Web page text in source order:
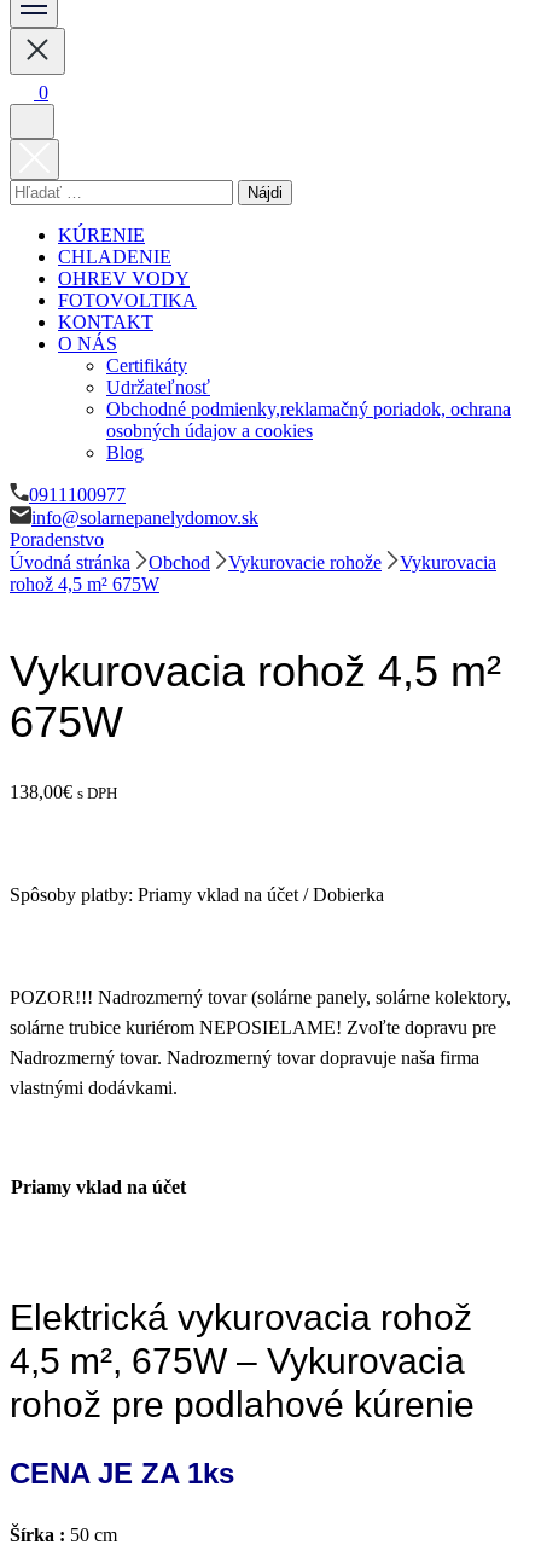
solarnepanelydomov.sk
Vykurovanie, chladenie, ohrev vody a fotovoltika
0
Hľadať:
KÚRENIE
CHLADENIE
OHREV VODY
FOTOVOLTIKA
KONTAKT
O NÁS
Certifikáty
Udržateľnosť
Obchodné podmienky,reklamačný poriadok, ochrana
osobných údajov a cookies
Blog
0911100977
info@solarnepanelydomov.sk
Poradenstvo
Úvodná stránka
Obchod Vykurovacie rohože
Vykurovacia
rohož 4,5 m² 675W
Vykurovacia rohož 4,5 m²
675W
138,00€ s DPH
Spôsoby platby: Priamy vklad na účet / Dobierka
POZOR!!! Nadrozmerný tovar (solárne panely, solárne kolektory,
solárne trubice kuriérom NEPOSIELAME! Zvoľte dopravu pre
Nadrozmerný tovar. Nadrozmerný tovar dopravuje naša firma
vlastnými dodávkami.
Priamy vklad na účet
Elektrická vykurovacia rohož
4,5 m², 675W – Vykurovacia
rohož pre podlahové kúrenie
CENA JE ZA 1ks
Šírka : 50 cm